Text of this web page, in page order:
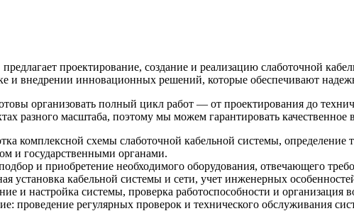
проектирование, создание и реализацию слаботочной
и внедрении инновационных решений, которые обеспечивают
организовать полный цикл работ — от проектирования до
разного масштаба, поэтому мы можем гарантировать качественное
комплексной схемы слаботочной кабельной системы,
и государственными органами.
и приобретение необходимого оборудования, отвечающего
установка кабельной системы и сети, учет инженерных
и настройка системы, проверка работоспособности и
проведение регулярных проверок и технического обслуживания